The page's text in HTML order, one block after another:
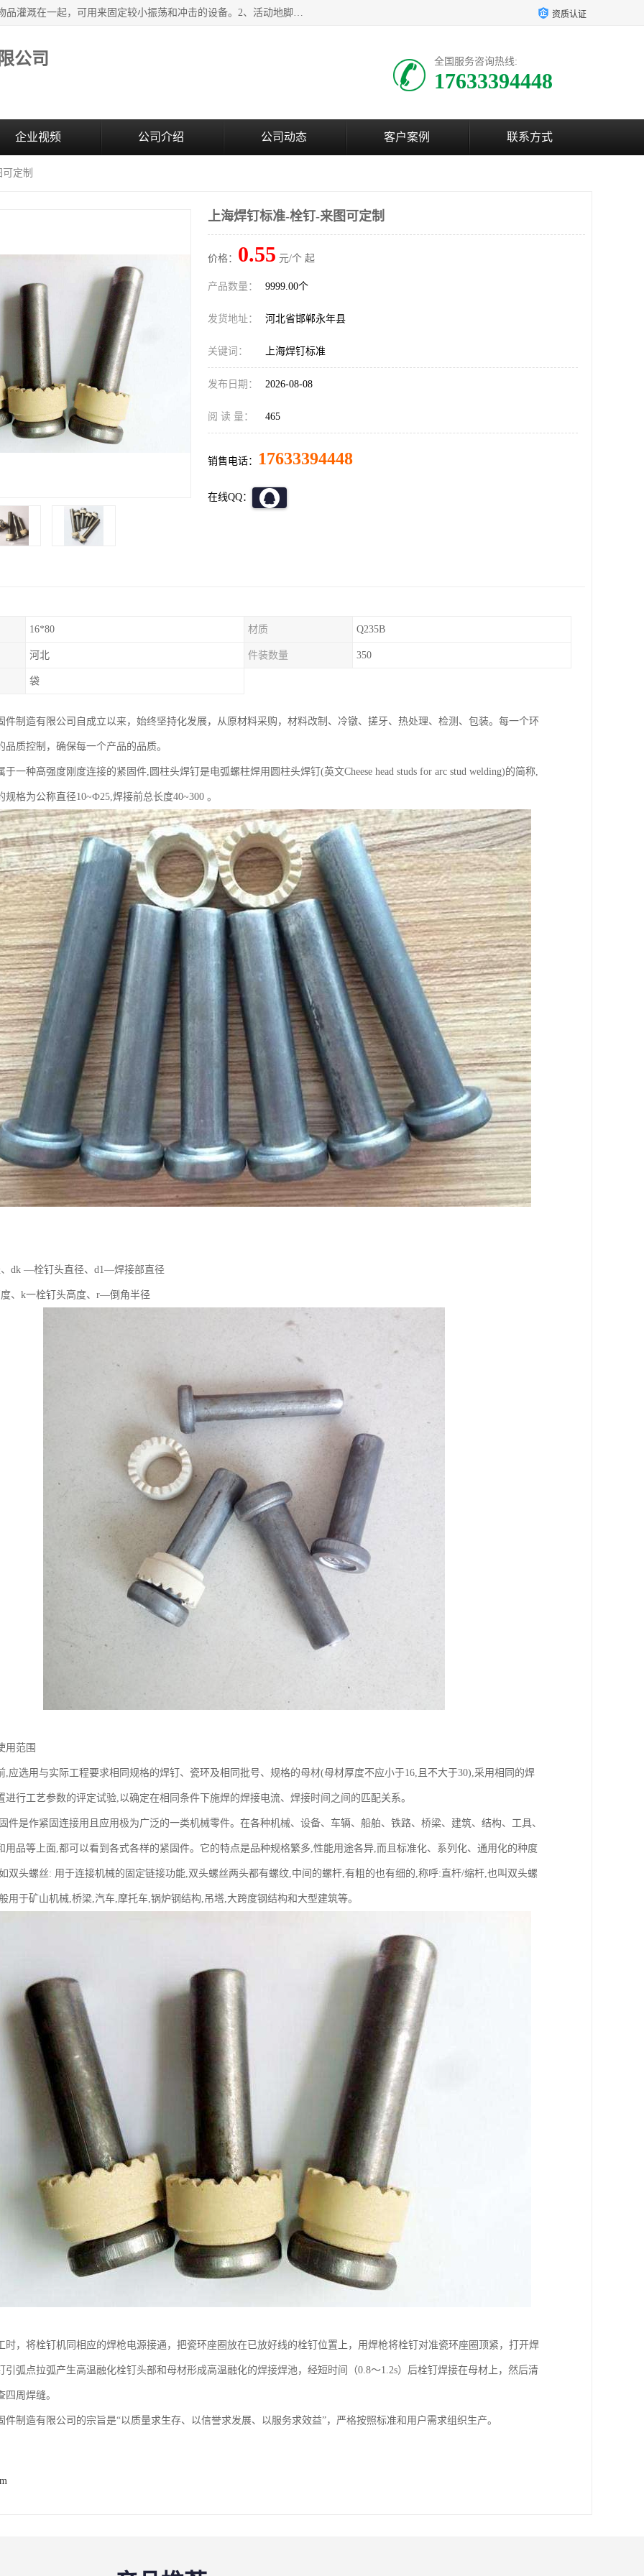
紧固件地脚螺栓的效果：1、将固定地脚螺栓与地面用水泥等物品灌溉在一起，可用来固定较小振荡和冲击的设备。2、活动地脚是一种可拆卸的地脚螺栓，可以固定有激烈振荡和冲击的大型机器设备。3、胀锚地脚螺栓用于固定比较简略且重量轻的设备，辅佐设备长期处于静止状态下。4、粘接地脚螺栓为一种使用广泛且常见的设备，它也是用来固定简略设备的小件。 资质认证
公司 全国服务咨询热线:
17633394448
企业视频 公司介绍 公司动态 客户案例 联系方式
定制
上海焊钉标准-栓钉-来图可定制
价格： 0.55 元/个 起
产品数量： 9999.00个
发货地址： 河北省邯郸永年县
关键词： 上海焊钉标准
发布日期： 2026-08-08
阅 读 量： 465
销售电话： 17633394448
在线QQ：
16*80 材质 Q235B
河北 件装数量 350
袋
件制造有限公司自成立以来，始终坚持化发展，从原材料采购，材料改制、冷镦、搓牙、热处理、检测、包装。每一个环
品质控制，确保每一个产品的品质。
于一种高强度刚度连接的紧固件,圆柱头焊钉是电弧螺柱焊用圆柱头焊钉(英文Cheese head studs for arc stud welding)的简称,
规格为公称直径10~Ф25,焊接前总长度40~300 。
、dk —栓钉头直径、d1—焊接部直径
、k一栓钉头高度、r—倒角半径
用范围
,应选用与实际工程要求相同规格的焊钉、瓷环及相同批号、规格的母材(母材厚度不应小于16,且不大于30),采用相同的焊
进行工艺参数的评定试验,以确定在相同条件下施焊的焊接电流、焊接时间之间的匹配关系。
件是作紧固连接用且应用极为广泛的一类机械零件。在各种机械、设备、车辆、船舶、铁路、桥梁、建筑、结构、工具、
用品等上面,都可以看到各式各样的紧固件。它的特点是品种规格繁多,性能用途各异,而且标准化、系列化、通用化的种度
双头螺丝: 用于连接机械的固定链接功能,双头螺丝两头都有螺纹,中间的螺杆,有粗的也有细的,称呼:直杆/缩杆,也叫双头螺
用于矿山机械,桥梁,汽车,摩托车,锅炉钢结构,吊塔,大跨度钢结构和大型建筑等。
时，将栓钉机同相应的焊枪电源接通，把瓷环座圈放在已放好线的栓钉位置上，用焊枪将栓钉对准瓷环座圈顶紧，打开焊
引弧点拉弧产生高温融化栓钉头部和母材形成高温融化的焊接焊池，经短时间（0.8～1.2s）后栓钉焊接在母材上，然后清
四周焊缝。
件制造有限公司的宗旨是“以质量求生存、以信誉求发展、以服务求效益”，严格按照标准和用户需求组织生产。